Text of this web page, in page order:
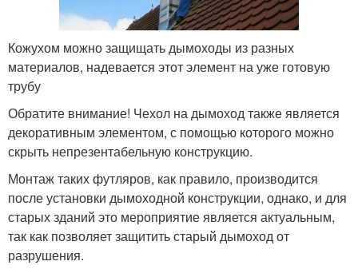
Кожухом можно защищать дымоходы из разных
материалов, надевается этот элемент на уже готовую
трубу
Обратите внимание! Чехол на дымоход также является
декоративным элементом, с помощью которого можно
скрыть непрезентабельную конструкцию.
Монтаж таких футляров, как правило, производится
после установки дымоходной конструкции, однако, и для
старых зданий это мероприятие является актуальным,
так как позволяет защитить старый дымоход от
разрушения.